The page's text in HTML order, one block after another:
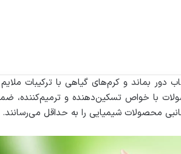
دور بماند و کرم‌های گیاهی با ترکیبات
با خواص تسکین‌دهنده و ترمیم‌کننده،
محصولات شیمیایی را به حداقل می‌رسانند.